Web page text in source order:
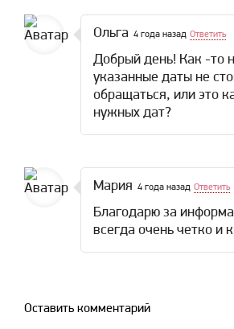
Ольга 4 года назад Ответить
Добрый день! Как -то
указанные даты не
обращаться, или это
нужных дат?
Мария 4 года назад Ответить
Благодарю за
всегда очень четко и
Оставить комментарий